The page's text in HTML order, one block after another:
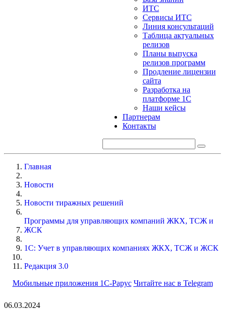
ИТС
Сервисы ИТС
Линия консультаций
Таблица актуальных
релизов
Планы выпуска
релизов программ
Продление лицензии
сайта
Разработка на
платформе 1С
Наши кейсы
Партнерам
Контакты
Главная
Новости
Новости тиражных решений
Программы для управляющих компаний ЖКХ, ТСЖ и
ЖСК
1С: Учет в управляющих компаниях ЖКХ, ТСЖ и ЖСК
Редакция 3.0
Мобильные приложения 1С-Рарус Читайте нас в Telegram
06.03.2024